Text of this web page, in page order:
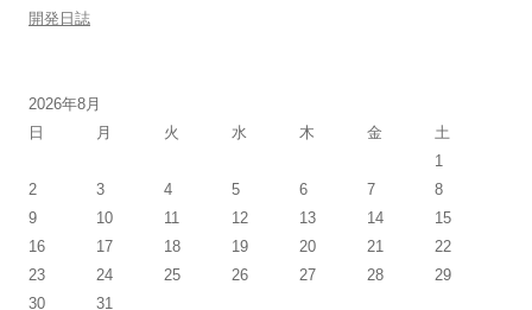
開発日誌
2026年8月
日
月 火 水 木 金
土
1
2
3 4 5 6 7
8
9
10 11 12 13 14
15
16
17 18 19 20 21
22
23
24 25 26 27 28
29
30
31